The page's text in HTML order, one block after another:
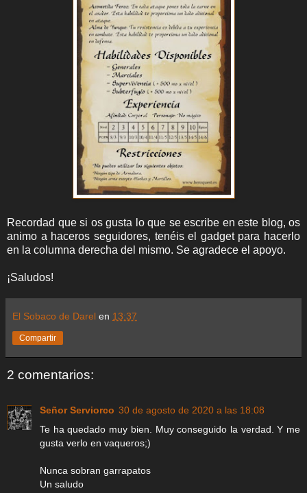
Recordad que si os gusta lo que se escribe en este blog, os
animo a haceros seguidores, tenéis el gadget para hacerlo
en la columna derecha del mismo. Se agradece el apoyo.
¡Saludos!
El Sobaco de Darel en 13:37
Compartir
2 comentarios:
Señor Serviorco 30 de agosto de 2020 a las 18:08
Te ha quedado muy bien. Muy conseguido la verdad. Y me
gusta verlo en vaqueros;)
Nunca sobran garrapatos
Un saludo